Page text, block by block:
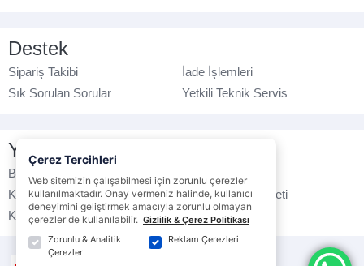
Destek
Sipariş Takibi
İade İşlemleri
Sık Sorulan Sorular
Yetkili Teknik Servis
Yasal Bilgilendirme
Banka Hesap No
Kullanım Koşulları
Ticari Elektronik İleti
K.V.K.K. Politikası
Veri Gizliliği
Çerez Tercihleri
Web sitemizin çalışabilmesi için zorunlu çerezler
kullanılmaktadır. Onay vermeniz halinde, kullanıcı
deneyimini geliştirmek amacıyla zorunlu olmayan
çerezler de kullanılabilir. Gizlilik & Çerez Politikası
Zorunlu & Analitik
Çerezler
Reklam Çerezleri